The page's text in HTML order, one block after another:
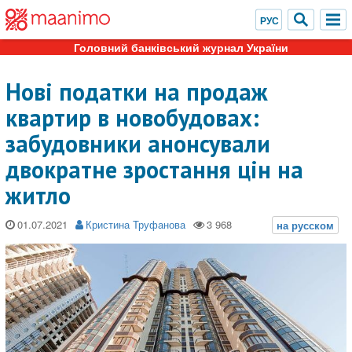
Головний банківський журнал України
Нові податки на продаж
квартир в новобудовах:
забудовники анонсували
двократне зростання цін на
житло
01.07.2021 Кристина Труфанова